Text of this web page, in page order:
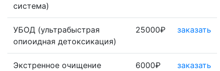
система)
УБОД (ультрабыстрая
опиоидная детоксикация)
25000₽ заказать
Экстренное очищение
6000₽ заказать